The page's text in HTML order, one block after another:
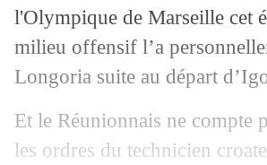
l'Olympique de Marseille cet
milieu offensif l’a
Longoria suite au départ
Et le Réunionnais ne compte
les ordres du technicien
17/07 Sochaux: Ndiaye
17/07 Porto: Milan pousse
PSG : Simons inclus